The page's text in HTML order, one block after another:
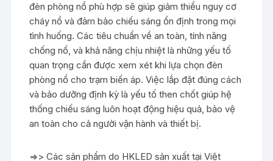
đèn phòng nổ phù hợp sẽ giúp giảm thiểu nguy cơ
cháy nổ và đảm bảo chiếu sáng ổn định trong mọi
tình huống. Các tiêu chuẩn về an toàn, tính năng
chống nổ, và khả năng chịu nhiệt là những yếu tố
quan trọng cần được xem xét khi lựa chọn đèn
phòng nổ cho trạm biến áp. Việc lắp đặt đúng cách
và bảo dưỡng định kỳ là yếu tố then chốt giúp hệ
thống chiếu sáng luôn hoạt động hiệu quả, bảo vệ
an toàn cho cả người vận hành và thiết bị.
=>> Các sản phẩm do HKLED sản xuất tại Việt